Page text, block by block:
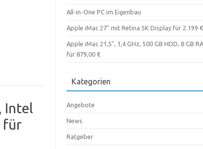
Intel
für
All-in-One PC im Eigenbau
Apple iMac 27″ mit Retina 5K Display für 2.199 €
Apple iMac 21,5″, 1,4 GHz, 500 GB HDD, 8 GB
für 879,00 €
Kategorien
Angebote
News
Ratgeber